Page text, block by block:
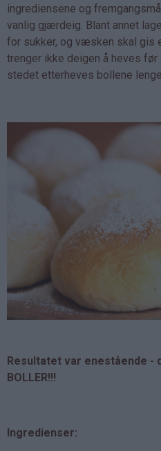
ingrediensene og
vanlig gjærdeig. Blant annet
for sukker, og væsken skal gis
trenger ikke deigen å heves
stedet etterheves bollene
Resultatet var enestående -
BOLLER!!!
Ingredienser: